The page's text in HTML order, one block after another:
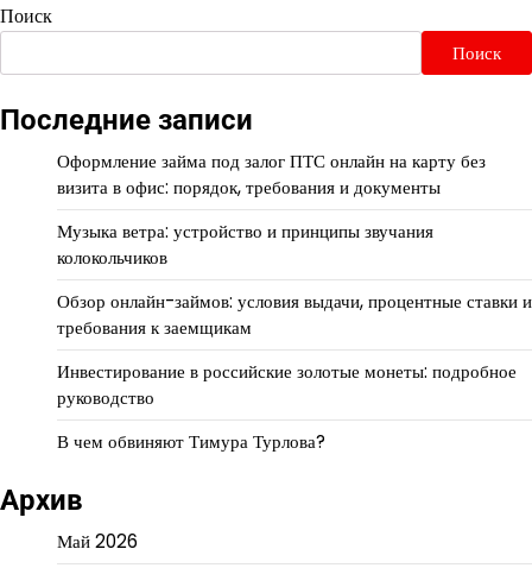
Поиск
Поиск
Последние записи
Оформление займа под залог ПТС онлайн на карту без
визита в офис: порядок, требования и документы
Музыка ветра: устройство и принципы звучания
колокольчиков
Обзор онлайн-займов: условия выдачи, процентные ставки и
требования к заемщикам
Инвестирование в российские золотые монеты: подробное
руководство
В чем обвиняют Тимура Турлова?
Архив
Май 2026